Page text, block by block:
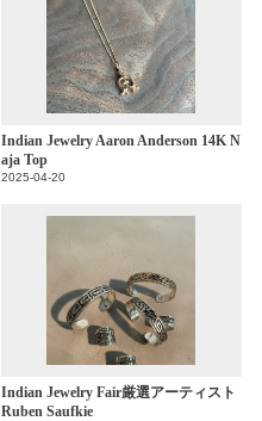
Indian Jewelry Aaron Anderson 14K N
aja Top
2025-04-20
Indian Jewelry Fair厳選アーティスト
Ruben Saufkie